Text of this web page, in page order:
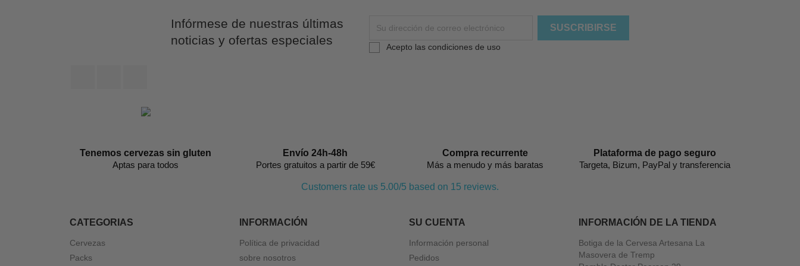
Infórmese de nuestras últimas
noticias y ofertas especiales
Acepto las condiciones de uso
Tenemos cervezas sin gluten
Aptas para todos
Envío 24h-48h
Portes gratuitos a partir de 59€
Compra recurrente
Más a menudo y más baratas
Plataforma de pago seguro
Targeta, Bizum, PayPal y transferencia
Customers rate us 5.00/5 based on 15 reviews.
CATEGORIAS
Cervezas
Packs
INFORMACIÓN
Política de privacidad
sobre nosotros
SU CUENTA
Información personal
Pedidos
INFORMACIÓN DE LA TIENDA
Botiga de la Cervesa Artesana La
Masovera de Tremp